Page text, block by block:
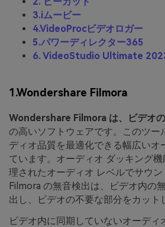
3.iムービー
4.VideoProcビデオロガー
5.パワーディレクター365
6. VideoStudio Ultimate
1.Wondershare Filmora
Wondershare Filmora は、ビデオ
の高いソフトウェアです。このツー
ディオ品質を最適化できる幅広いオ
ています。オーディオ ダッキング
理されたオーディオ レベルでサウン
Filmora の無音検出は、ビデオ内の
出し、ビデオの不要な部分をカット
ビデオ内に同期していないオーディ